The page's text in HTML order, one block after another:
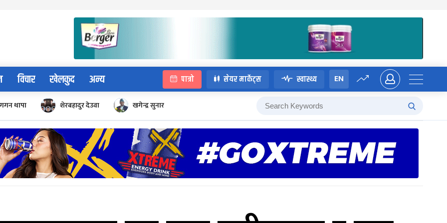
विचार खेलकुद अन्य पात्रो सेयर मार्केट्स स्वास्थ्य EN
गगन थापा शेरबहादुर देउवा खगेन्द्र सुनार